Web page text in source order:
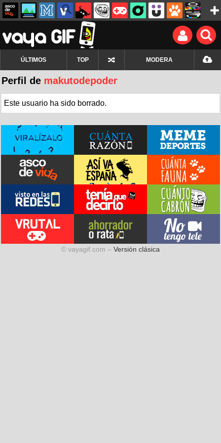
ÚLTIMOS TOP MODERA
Perfil de makutodepoder
Este usuario ha sido borrado.
© vayagif.com – Versión clásica